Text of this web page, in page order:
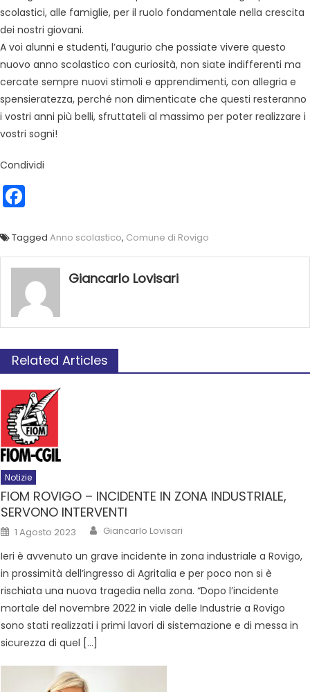
scolastici, alle famiglie, per il ruolo fondamentale nella crescita
dei nostri giovani.
A voi alunni e studenti, l’augurio che possiate vivere questo
nuovo anno scolastico con curiosità, non siate indifferenti ma
cercate sempre nuovi stimoli e apprendimenti, con allegria e
spensieratezza, perché non dimenticate che questi resteranno
i vostri anni più belli, sfruttateli al massimo per poter realizzare i
vostri sogni!
Condividi
Tagged Anno scolastico, Comune di Rovigo
Giancarlo Lovisari
Related Articles
Notizie
FIOM ROVIGO – INCIDENTE IN ZONA INDUSTRIALE,
SERVONO INTERVENTI
1 Agosto 2023 Giancarlo Lovisari
Ieri è avvenuto un grave incidente in zona industriale a Rovigo,
in prossimità dell’ingresso di Agritalia e per poco non si è
rischiata una nuova tragedia nella zona. “Dopo l’incidente
mortale del novembre 2022 in viale delle Industrie a Rovigo
sono stati realizzati i primi lavori di sistemazione e di messa in
sicurezza di quel […]